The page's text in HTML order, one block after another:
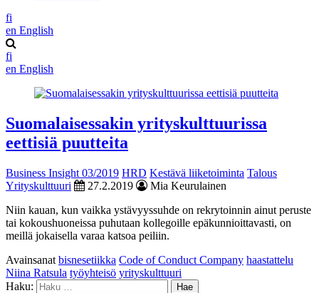
fi
en English
fi
en English
Suomalaisessakin yrityskulttuurissa
eettisiä puutteita
Business Insight 03/2019 HRD Kestävä liiketoiminta Talous
Yrityskulttuuri
27.2.2019
Mia Keurulainen
Niin kauan, kun vaikka ystävyyssuhde on rekrytoinnin ainut peruste
tai kokoushuoneissa puhutaan kollegoille epäkunnioittavasti, on
meillä jokaisella varaa katsoa peiliin.
Avainsanat bisnesetiikka Code of Conduct Company haastattelu
Niina Ratsula työyhteisö yrityskulttuuri
Haku: